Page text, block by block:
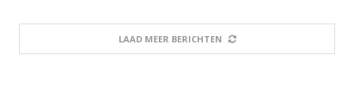
LAAD MEER BERICHTEN